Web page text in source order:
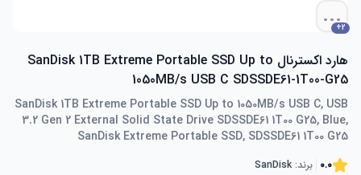
...
+2
هارد اکسترنال SanDisk 1TB Extreme Portable SSD Up to
1050MB/s USB C SDSSDE61-1T00-G25
SanDisk 1TB Extreme Portable SSD Up to 1050MB/s USB C, USB
3.2 Gen 2 External Solid State Drive SDSSDE61 1T00 G25, Blue,
SanDisk Extreme Portable SSD, SDSSDE61 1T00 G25
0.0 برند: SanDisk